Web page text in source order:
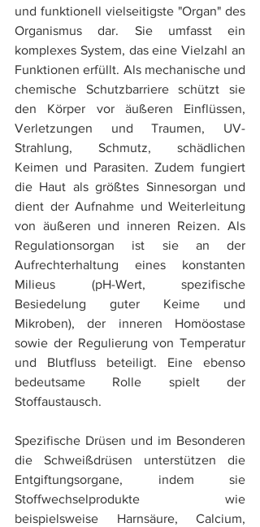
und funktionell vielseitigste "Organ" des
Organismus dar. Sie umfasst ein
komplexes System, das eine Vielzahl an
Funktionen erfüllt. Als mechanische und
chemische Schutzbarriere schützt sie
den Körper vor äußeren Einflüssen,
Verletzungen und Traumen, UV-
Strahlung, Schmutz, schädlichen
Keimen und Parasiten. Zudem fungiert
die Haut als größtes Sinnesorgan und
dient der Aufnahme und Weiterleitung
von äußeren und inneren Reizen. Als
Regulationsorgan ist sie an der
Aufrechterhaltung eines konstanten
Milieus (pH-Wert, spezifische
Besiedelung guter Keime und
Mikroben), der inneren Homöostase
sowie der Regulierung von Temperatur
und Blutfluss beteiligt. Eine ebenso
bedeutsame Rolle spielt der
Stoffaustausch.
Spezifische Drüsen und im Besonderen
die Schweißdrüsen unterstützen die
Entgiftungsorgane, indem sie
Stoffwechselprodukte wie
beispielsweise Harnsäure, Calcium,